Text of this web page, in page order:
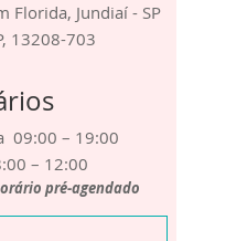
Florida, Jundiaí - SP
13208-703
09:00 – 19:00
– 12:00
pré-agendado